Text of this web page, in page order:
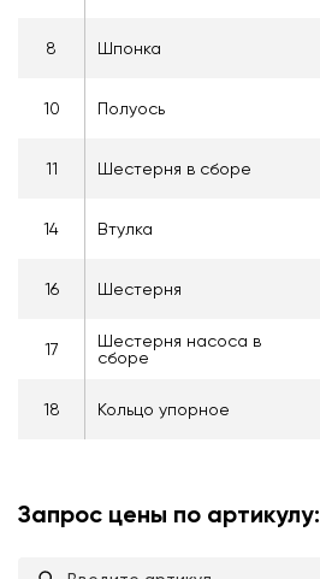
8 Шпонка
10 Полуось
11 Шестерня в сборе
14 Втулка
16 Шестерня
17
Шестерня насоса в
сборе
18 Кольцо упорное
Запрос цены по артикулу: